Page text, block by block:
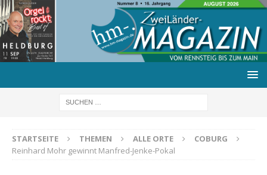
STARTSEITE THEMEN ALLE ORTE
COBURG
Reinhard Mohr gewinnt Manfred-Jenke-Pokal